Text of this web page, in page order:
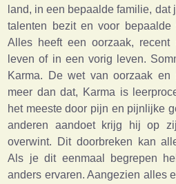
land, in een bepaalde familie,
talenten bezit en voor bepaalde
Alles heeft een oorzaak,
leven of in een vorig leven.
Karma. De wet van oorzaak en
meer dan dat, Karma is
het meeste door pijn en pijnlijke
anderen aandoet krijg hij op
overwint. Dit doorbreken kan
Als je dit eenmaal begrepen
anders ervaren. Aangezien alles